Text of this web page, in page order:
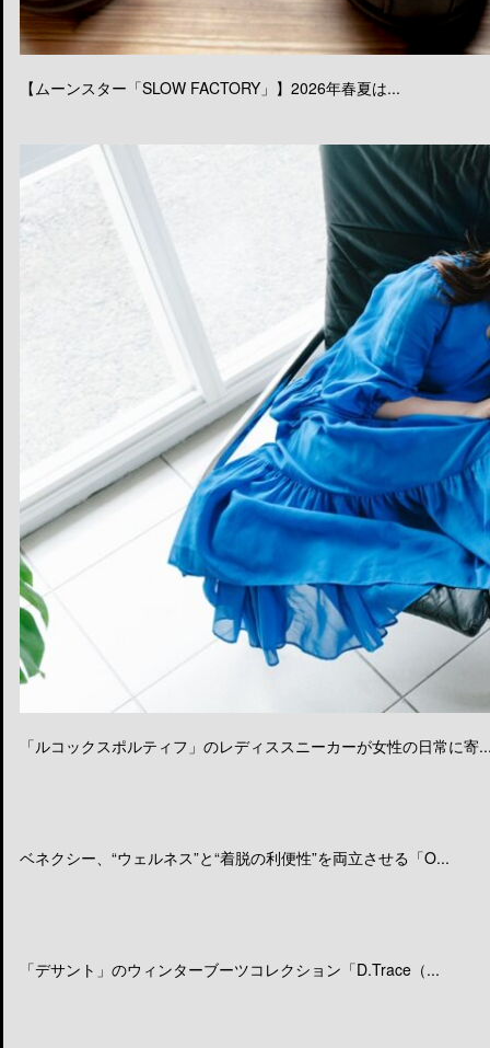
【ムーンスター「SLOW FACTORY」】2026年春夏は...
「ルコックスポルティフ」のレディススニーカーが女性の日常に寄
ベネクシー、“ウェルネス”と“着脱の利便性”を両立させる「O...
「デサント」のウィンターブーツコレクション「D.Trace（...